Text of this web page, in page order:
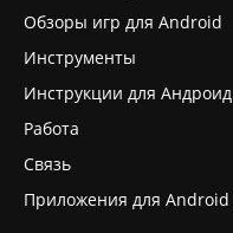
Обзоры игр для Android
Инструменты
Инструкции для Андроид
Работа
Связь
Приложения для Android